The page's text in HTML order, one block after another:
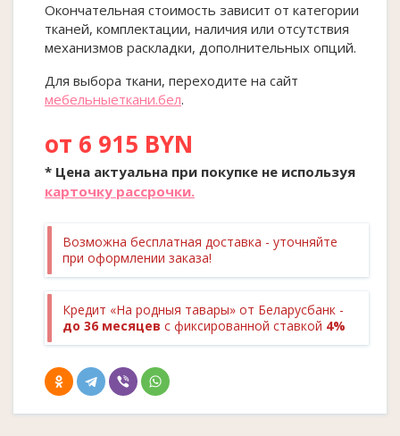
Окончательная стоимость зависит от категории
тканей, комплектации, наличия или отсутствия
механизмов раскладки, дополнительных опций.
Для выбора ткани, переходите на сайт
мебельныеткани.бел.
от 6 915 BYN
* Цена актуальна при покупке не используя
карточку рассрочки.
Возможна бесплатная доставка - уточняйте
при оформлении заказа!
Кредит «На родныя тавары» от Беларусбанк -
до 36 месяцев с фиксированной ставкой 4%